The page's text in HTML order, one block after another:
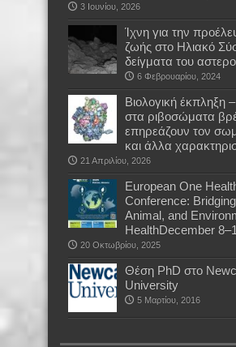
3 Ιουνίου, 2026
Ίχνη για την
ζωής στο Ηλιακό
δείγματα του
6 Φεβρουαρίου, 2024
Βιολογική έκπληξη
στα ριβοσώματα
επηρεάζουν τον
και άλλα
21 Απριλίου, 2026
European One
Conference:
Animal, and
HealthDecember
20 Οκτωβρίου, 2025
Θέση PhD στο
University
5 Μαρτίου, 2016